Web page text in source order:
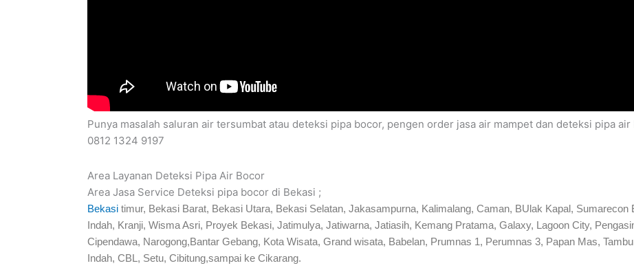
Punya masalah saluran air tersumbat atau deteksi pipa bocor, pengen order jasa air mampet dan deteksi pipa
0812 1324 9197
Area Layanan Deteksi Pipa Air Bocor
Area Jasa Service Deteksi pipa bocor di Bekasi ;
Bekasi timur, Bekasi Barat, Bekasi Utara, Bekasi Selatan, Jakasampurna, Kalimalang, Caman, BUlak Kapal, Sumarecon
Indah, Kranji, Wisma Asri, Proyek Bekasi, Jatimulya, Jatiwarna, Jatiasih, Kemang Pratama, Galaxy, Lagoon City,
Cipendawa, Narogong,Bantar Gebang, Kota Wisata, Grand wisata, Babelan, Prumnas 1, Perumnas 3, Papan Mas,
Indah, CBL, Setu, Cibitung,sampai ke Cikarang.